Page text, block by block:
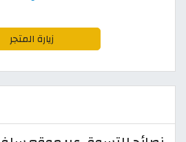
زيارة المتجر